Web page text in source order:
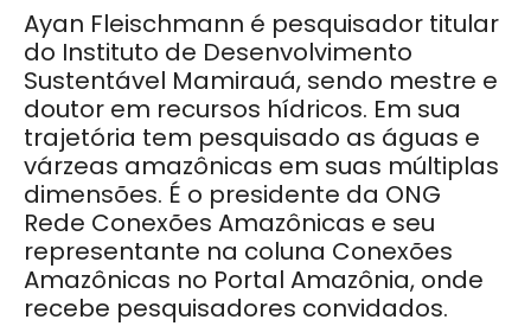
Ayan Fleischmann é pesquisador titular
do Instituto de Desenvolvimento
Sustentável Mamirauá, sendo mestre e
doutor em recursos hídricos. Em sua
trajetória tem pesquisado as águas e
várzeas amazônicas em suas múltiplas
dimensões. É o presidente da ONG
Rede Conexões Amazônicas e seu
representante na coluna Conexões
Amazônicas no Portal Amazônia, onde
recebe pesquisadores convidados.